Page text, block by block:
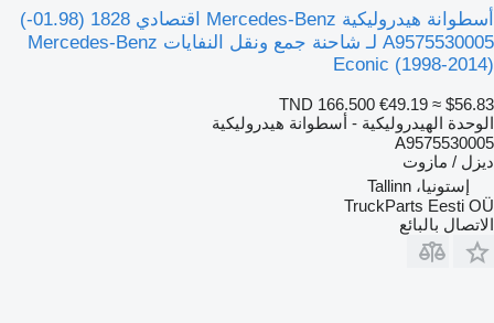
أسطوانة هيدروليكية Mercedes-Benz اقتصادي 1828 (01.98-)
A9575530005 لـ شاحنة جمع ونقل النفايات Mercedes-Benz
Econic (1998-2014)
TND 166.500 €49.19 ≈ $56.83
الوحدة الهيدروليكية - أسطوانة هيدروليكية
A9575530005
ديزل / مازوت
إستونيا، Tallinn
TruckParts Eesti OÜ
الاتصال بالبائع